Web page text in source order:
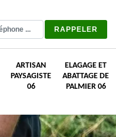
ARTISAN
PAYSAGISTE
06
ELAGAGE ET
ABATTAGE DE
PALMIER 06